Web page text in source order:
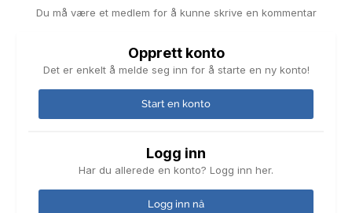
Du må være et medlem for å kunne skrive en kommentar
Opprett konto
Det er enkelt å melde seg inn for å starte en ny konto!
Start en konto
Logg inn
Har du allerede en konto? Logg inn her.
Logg inn nå